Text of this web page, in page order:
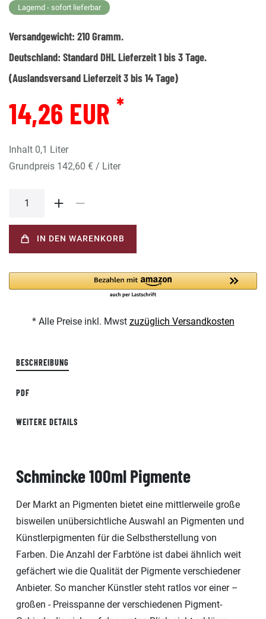
Lagernd - sofort lieferbar
Versandgewicht: 210Gramm.
Deutschland: Standard DHL Lieferzeit 1 bis 3 Tage.
(Auslandsversand Lieferzeit 3 bis 14 Tage)
14,26 EUR *
Inhalt 0,1 Liter
Grundpreis 142,60 € / Liter
IN DEN WARENKORB
* Alle Preise inkl. Mwst zuzüglich Versandkosten
BESCHREIBUNG
PDF
WEITERE DETAILS
Schmincke 100ml Pigmente
Der Markt an Pigmenten bietet eine mittlerweile große
bisweilen unübersichtliche Auswahl an Pigmenten und
Künstlerpigmenten für die Selbstherstellung von
Farben. Die Anzahl der Farbtöne ist dabei ähnlich weit
gefächert wie die Qualität der Pigmente verschiedener
Anbieter. So mancher Künstler steht ratlos vor einer –
großen - Preisspanne der verschiedenen Pigment-